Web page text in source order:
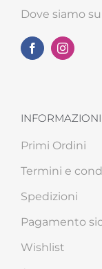
Dove siamo su
Primi Ordini
Termini e
Spedizioni
Pagamento
Wishlist